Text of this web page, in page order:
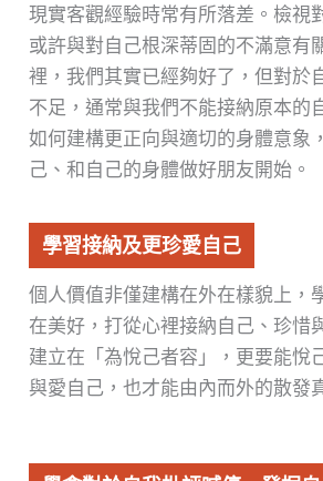
現實客觀經驗時常有所落差。檢視
或許與對自己根深蒂固的不滿意有
裡，我們其實已經夠好了，但對於
不足，通常與我們不能接納原本的
如何建構更正向與適切的身體意象
己、和自己的身體做好朋友開始。
學習接納及更珍愛自己
個人價值非僅建構在外在樣貌上，
在美好，打從心裡接納自己、珍惜
建立在「為悅己者容」，更要能悅
與愛自己，也才能由內而外的散發